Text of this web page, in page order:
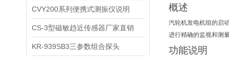
CVY200系列便携式测振仪说明
CS-3型磁敏趋近传感器厂家直销
KR-939SB3三参数组合探头
概述
汽轮机发电机组的启
进行精确的监视和测
功能说明